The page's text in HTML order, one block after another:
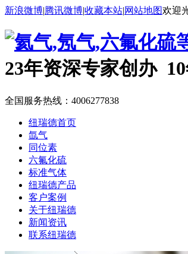
新浪微博|腾讯微博|收藏本站|网站地图欢迎
23年资深专家创办
全国服务热线： 4006277838
纽瑞德首页
氙气
同位素
六氟化硫
标准气体
纽瑞德产品
客户案例
关于纽瑞德
新闻资讯
联系纽瑞德